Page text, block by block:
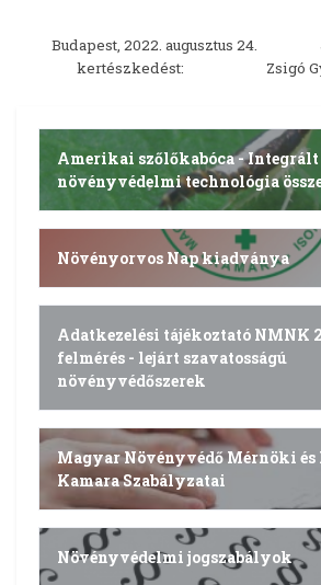
Budapest, 2022. augusztus 24.
kertészkedést:
Zsigó
Amerikai szőlőkabóca - Integrált
növényvédelmi technológia
Növényorvos Nap kiadványa
Adatkezelési tájékoztató NMNK
felmérés - lejárt szavatosságú
növényvédőszerek
Magyar Növényvédő Mérnöki
Kamara Szabályzatai
Növényvédelmi jogszabályok